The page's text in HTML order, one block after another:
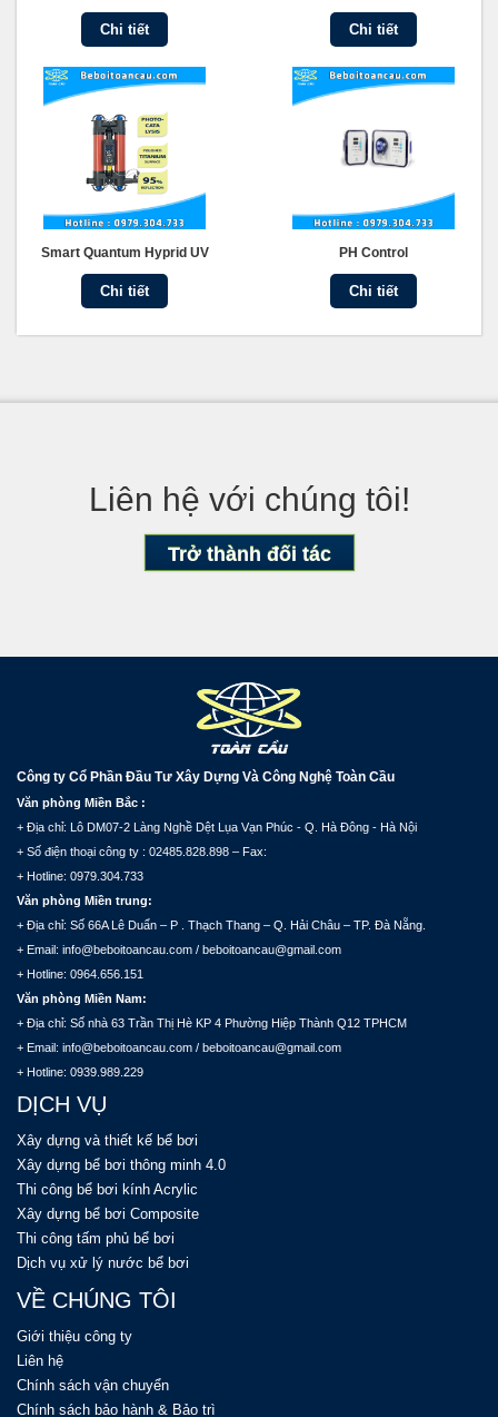
Chi tiết Chi tiết
Smart Quantum Hyprid UV
Chi tiết
PH Control
Chi tiết
Liên hệ với chúng tôi!
Trở thành đối tác
Công ty Cổ Phần Đầu Tư Xây Dựng Và Công Nghệ Toàn Cầu
Văn phòng Miền Bắc :
+ Địa chỉ: Lô DM07-2 Làng Nghề Dệt Lụa Vạn Phúc - Q. Hà Đông - Hà Nội
+ Số điện thoại công ty : 02485.828.898 – Fax:
+ Hotline: 0979.304.733
Văn phòng Miền trung:
+ Địa chỉ: Số 66A Lê Duẩn – P . Thạch Thang – Q. Hải Châu – TP. Đà Nẵng.
+ Email: info@beboitoancau.com / beboitoancau@gmail.com
+ Hotline: 0964.656.151
Văn phòng Miền Nam:
+ Địa chỉ: Số nhà 63 Trần Thị Hè KP 4 Phường Hiệp Thành Q12 TPHCM
+ Email: info@beboitoancau.com / beboitoancau@gmail.com
+ Hotline: 0939.989.229
DỊCH VỤ
Xây dựng và thiết kế bể bơi
Xây dựng bể bơi thông minh 4.0
Thi công bể bơi kính Acrylic
Xây dựng bể bơi Composite
Thi công tấm phủ bể bơi
Dịch vụ xử lý nước bể bơi
VỀ CHÚNG TÔI
Giới thiệu công ty
Liên hệ
Chính sách vận chuyển
Chính sách bảo hành & Bảo trì